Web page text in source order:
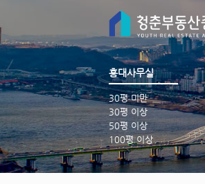
홍대사무실
30평 미만
30평 이상
50평 이상
100평 이상